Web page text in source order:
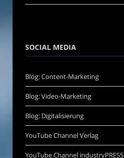
SOCIAL MEDIA
Blog: Content-Marketing
Blog: Video-Marketing
Blog: Digitalisierung
YouTube Channel Verlag
YouTube Channel industryPRESS